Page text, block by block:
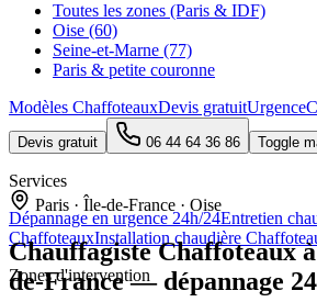
Toutes les zones (Paris & IDF)
Oise (60)
Seine-et-Marne (77)
Paris & petite couronne
Modèles ChaffoteauxDevis gratuitUrgence
Devis gratuit 06 44 64 36 86 Toggle
Services
Dépannage en urgence 24h/24Entretien
ChaffoteauxInstallation chaudière
Zones d'intervention
Paris · Île-de-France · Oise
ChauffagisteChaffoteauxà
de-France — dépannage